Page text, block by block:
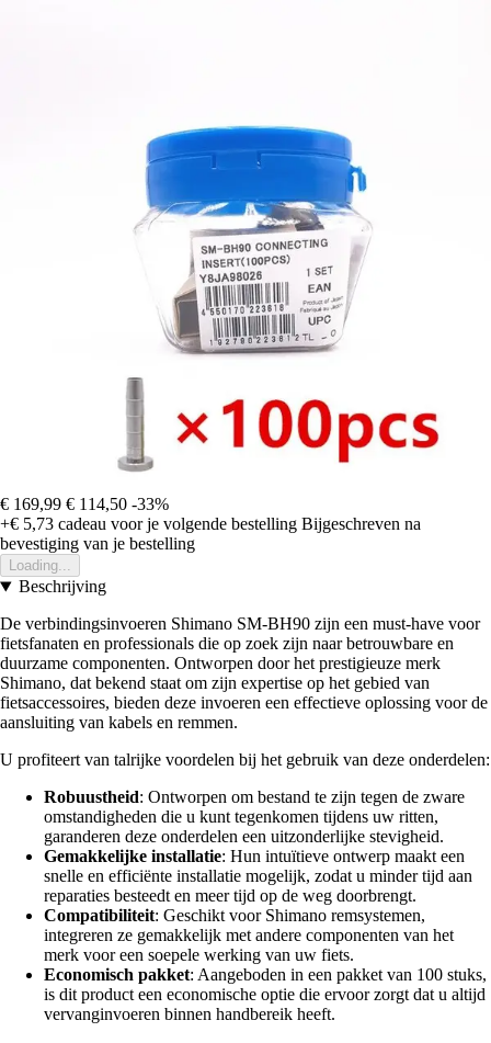
€ 169,99 € 114,50 -33%
+€ 5,73 cadeau voor je volgende bestelling Bijgeschreven na
bevestiging van je bestelling
Loading...
Beschrijving
De verbindingsinvoeren Shimano SM-BH90 zijn een must-have voor
fietsfanaten en professionals die op zoek zijn naar betrouwbare en
duurzame componenten. Ontworpen door het prestigieuze merk
Shimano, dat bekend staat om zijn expertise op het gebied van
fietsaccessoires, bieden deze invoeren een effectieve oplossing voor de
aansluiting van kabels en remmen.
U profiteert van talrijke voordelen bij het gebruik van deze onderdelen:
Robuustheid: Ontworpen om bestand te zijn tegen de zware
omstandigheden die u kunt tegenkomen tijdens uw ritten,
garanderen deze onderdelen een uitzonderlijke stevigheid.
Gemakkelijke installatie: Hun intuïtieve ontwerp maakt een
snelle en efficiënte installatie mogelijk, zodat u minder tijd aan
reparaties besteedt en meer tijd op de weg doorbrengt.
Compatibiliteit: Geschikt voor Shimano remsystemen,
integreren ze gemakkelijk met andere componenten van het
merk voor een soepele werking van uw fiets.
Economisch pakket: Aangeboden in een pakket van 100 stuks,
is dit product een economische optie die ervoor zorgt dat u altijd
vervanginvoeren binnen handbereik heeft.